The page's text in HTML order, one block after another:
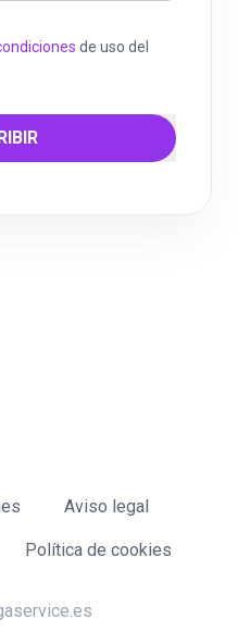
de uso del
Aviso legal
Política de cookies